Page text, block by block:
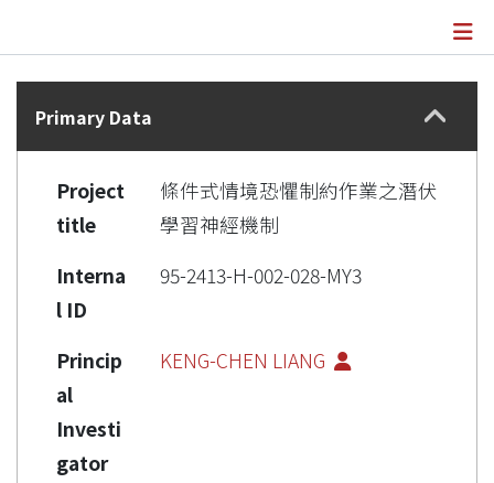
Statistics
Details
Primary Data
Project
title
條件式情境恐懼制約作業之潛伏
學習神經機制
Interna
l ID
95-2413-H-002-028-MY3
Princip
al
Investi
gator
KENG-CHEN LIANG